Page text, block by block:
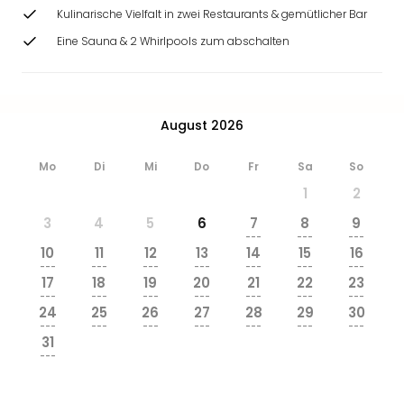
Kulinarische Vielfalt in zwei Restaurants & gemütlicher Bar
Eine Sauna & 2 Whirlpools zum abschalten
August 2026
Mo Di Mi Do Fr Sa So
1
2
3
4 5 6 7
---
8
---
9
---
10
---
11
---
12
---
13
---
14
---
15
---
16
---
17
---
18
---
19
---
20
---
21
---
22
---
23
---
24
---
25
---
26
---
27
---
28
---
29
---
30
---
31
---